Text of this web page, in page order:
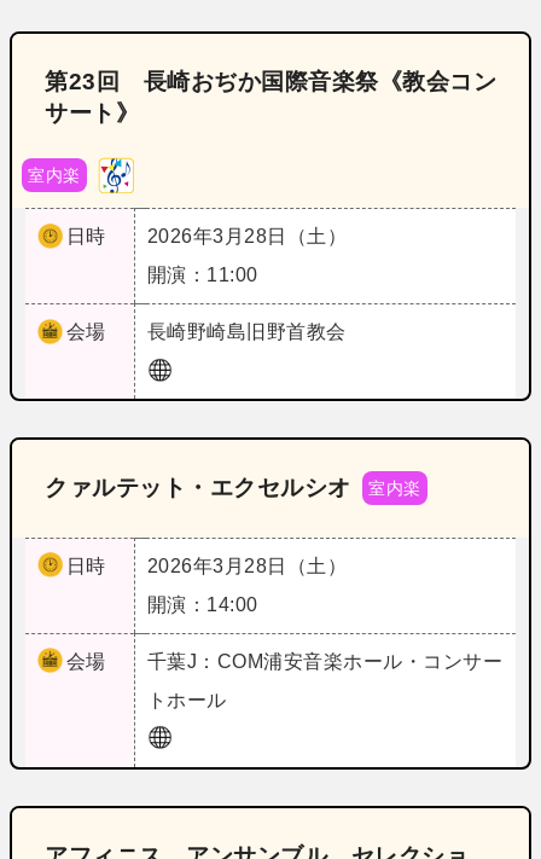
第23回 長崎おぢか国際音楽祭《教会コン
サート》
室内楽
日時
2026年3月28日（土）
開演：11:00
会場 長崎野崎島旧野首教会
クァルテット・エクセルシオ 室内楽
日時
2026年3月28日（土）
開演：14:00
会場 千葉J：COM浦安音楽ホール・コンサー
トホール